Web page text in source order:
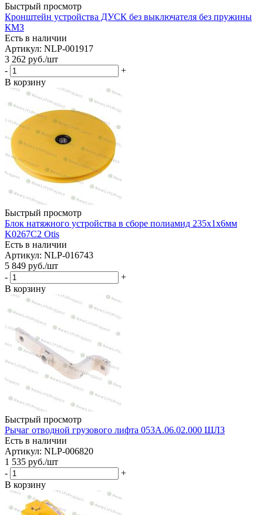
Быстрый просмотр
Кронштейн устройства ДУСК без выключателя без пружины
КМЗ
Есть в наличии
Артикул: NLP-001917
3 262 руб./шт
-
+
В корзину
Быстрый просмотр
Блок натяжного устройства в сборе полиамид 235х1х6мм
K0267C2 Otis
Есть в наличии
Артикул: NLP-016743
5 849 руб./шт
-
+
В корзину
Быстрый просмотр
Рычаг отводной грузового лифта 053А.06.02.000 ЩЛЗ
Есть в наличии
Артикул: NLP-006820
1 535 руб./шт
-
+
В корзину